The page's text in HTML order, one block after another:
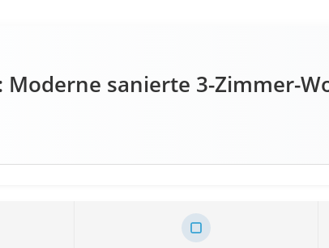
Moderne sanierte 3-Zimmer-